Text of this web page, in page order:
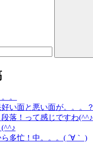
。
い面と悪い面が。。。？
落！って感じですわ(^^♪
多忙！中。。。( ´∀｀ )